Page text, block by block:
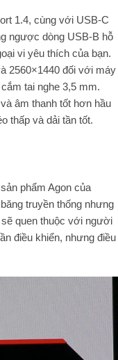
1.4, cùng với USB-C
ngược dòng USB-B hỗ
vi yêu thích của bạn.
2560×1440 đối với máy
tai nghe 3,5 mm.
âm thanh tốt hơn hầu
thấp và dải tần tốt.
phẩm Agon của
truyền thống nhưng
quen thuộc với người
điều khiển, nhưng điều